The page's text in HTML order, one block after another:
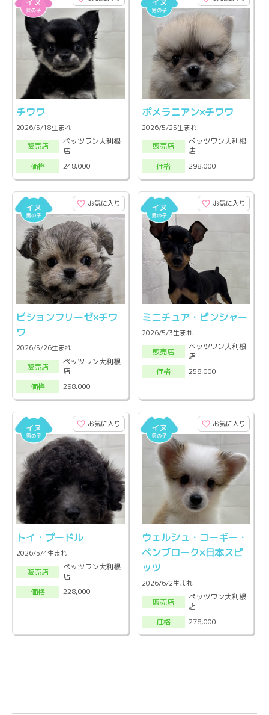
チワワ
2026/5/18生まれ
販売店
ペッツワン大利根
店
価格
248,000
ポメラニアン×チワワ
2026/5/25生まれ
販売店
ペッツワン大利根
店
価格
298,000
お気に入り
ビションフリーゼ×チワ
ワ
2026/5/26生まれ
販売店
ペッツワン大利根
店
価格
298,000
お気に入り
ミニチュア・ピンシャー
2026/5/3生まれ
販売店
ペッツワン大利根
店
価格
258,000
お気に入り
トイ・プードル
2026/5/4生まれ
販売店
ペッツワン大利根
店
価格
228,000
お気に入り
ウェルシュ・コーギー・
ペンブローク×日本スピ
ッツ
2026/6/2生まれ
販売店
ペッツワン大利根
店
価格
278,000